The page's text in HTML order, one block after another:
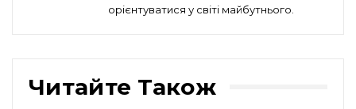
орієнтуватися у світі майбутнього.
Читайте Також